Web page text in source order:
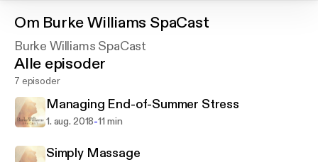
Om Burke Williams SpaCast
Burke Williams SpaCast
Alle episoder
7 episoder
Managing End-of-Summer Stress
1. aug. 2018-11 min
Simply Massage